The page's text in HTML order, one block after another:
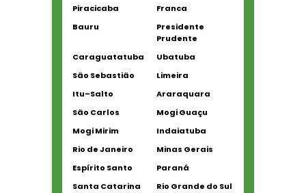
Piracicaba
Franca
Bauru
Presidente
Prudente
Caraguatatuba
Ubatuba
São Sebastião
Limeira
Itu–Salto
Araraquara
São Carlos
Mogi Guaçu
Mogi Mirim
Indaiatuba
Rio de Janeiro
Minas Gerais
Espírito Santo
Paraná
Santa Catarina
Rio Grande do Sul